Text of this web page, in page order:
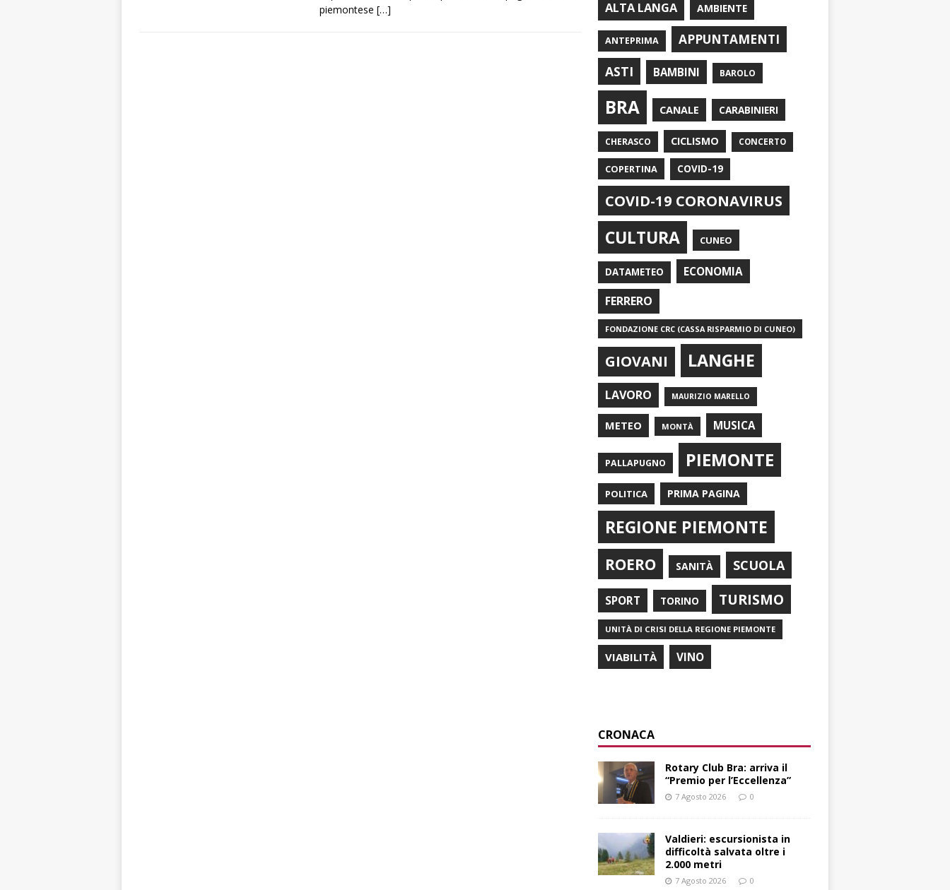
piemontese […] ALTA LANGA AMBIENTE
ANTEPRIMA
APPUNTAMENTI
ASTI
BAMBINI BAROLO
BRA CANALE CARABINIERI
CHERASCO CICLISMO CONCERTO
COPERTINA COVID-19
COVID-19 CORONAVIRUS
CULTURA CUNEO
DATAMETEO ECONOMIA
FERRERO
FONDAZIONE CRC (CASSA RISPARMIO DI CUNEO)
GIOVANI LANGHE
LAVORO MAURIZIO MARELLO
METEO MONTÀ MUSICA
PALLAPUGNO PIEMONTE
POLITICA PRIMA PAGINA
REGIONE PIEMONTE
ROERO SANITÀ SCUOLA
SPORT TORINO TURISMO
UNITÀ DI CRISI DELLA REGIONE PIEMONTE
VIABILITÀ VINO
CRONACA
Rotary Club Bra: arriva il
“Premio per l’Eccellenza”
7 Agosto 2026 0
Valdieri: escursionista in
difficoltà salvata oltre i
2.000 metri
7 Agosto 2026 0